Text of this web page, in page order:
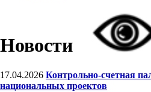
Новости
17.04.2026 Контрольно-счетная
национальных проектов